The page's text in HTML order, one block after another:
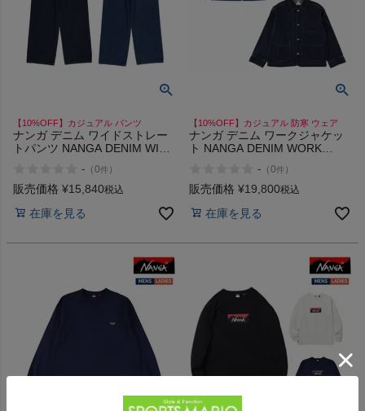
【10%OFF】カジュアル パンツ
ナンガ デニム ワイドストレー
トパンツ NANGA DENIM WIDE
- （0件 ）
販売価格 ¥15,840税込
在庫を見る
【10%OFF】カジュアル 防寒 ウェア
ナンガ デニム ワークジャケッ
ト NANGA DENIM WORK
- （0件 ）
販売価格 ¥19,800税込
在庫を見る